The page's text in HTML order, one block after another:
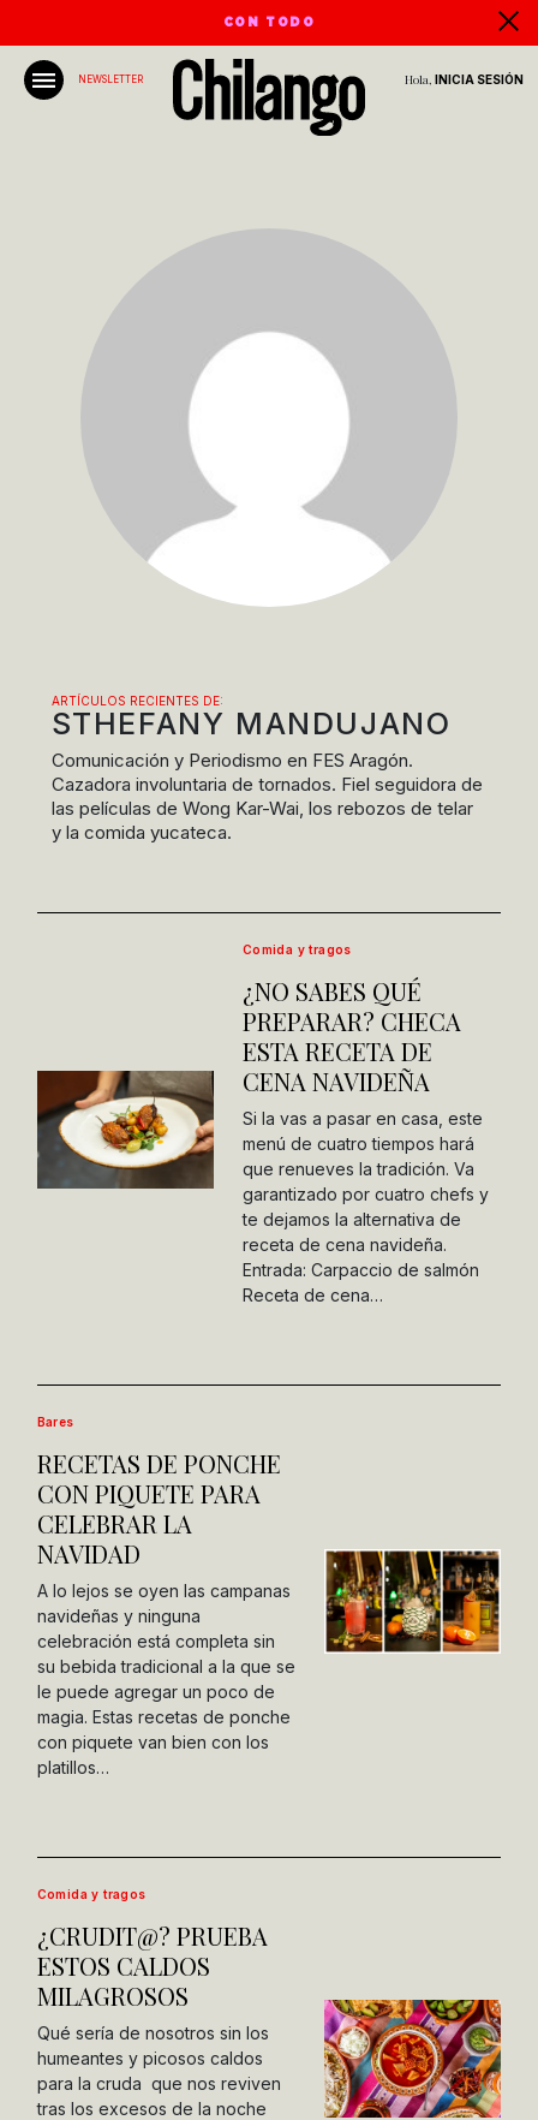
CON TODO
NEWSLETTER Hola, INICIA SESIÓN
ARTÍCULOS RECIENTES DE:
STHEFANY MANDUJANO
Comunicación y Periodismo en FES Aragón.
Cazadora involuntaria de tornados. Fiel seguidora de
las películas de Wong Kar-Wai, los rebozos de telar
y la comida yucateca.
Comida y tragos
¿NO SABES QUÉ
PREPARAR? CHECA
ESTA RECETA DE
CENA NAVIDEÑA
Si la vas a pasar en casa, este
menú de cuatro tiempos hará
que renueves la tradición. Va
garantizado por cuatro chefs y
te dejamos la alternativa de
receta de cena navideña.
Entrada: Carpaccio de salmón
Receta de cena…
Bares
RECETAS DE PONCHE
CON PIQUETE PARA
CELEBRAR LA
NAVIDAD
A lo lejos se oyen las campanas
navideñas y ninguna
celebración está completa sin
su bebida tradicional a la que se
le puede agregar un poco de
magia. Estas recetas de ponche
con piquete van bien con los
platillos…
Comida y tragos
¿CRUDIT@? PRUEBA
ESTOS CALDOS
MILAGROSOS
Qué sería de nosotros sin los
humeantes y picosos caldos
para la cruda que nos reviven
tras los excesos de la noche